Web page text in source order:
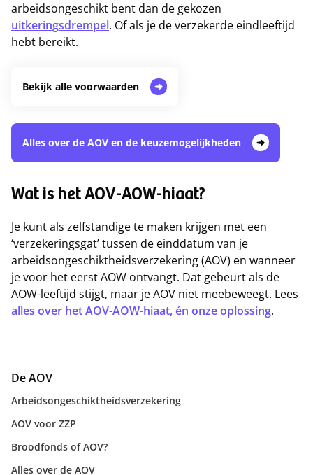
arbeidsongeschikt bent dan de gekozen
uitkeringsdrempel. Of als je de verzekerde eindleeftijd
hebt bereikt.
Bekijk alle voorwaarden
Alles over de AOV en de keuzemogelijkheden
Wat is het AOV-AOW-hiaat?
Je kunt als zelfstandige te maken krijgen met een
‘verzekeringsgat’ tussen de einddatum van je
arbeidsongeschiktheidsverzekering (AOV) en wanneer
je voor het eerst AOW ontvangt. Dat gebeurt als de
AOW-leeftijd stijgt, maar je AOV niet meebeweegt. Lees
alles over het AOV-AOW-hiaat, én onze oplossing.
De AOV
Arbeidsongeschiktheidsverzekering
AOV voor ZZP
Broodfonds of AOV?
Alles over de AOV